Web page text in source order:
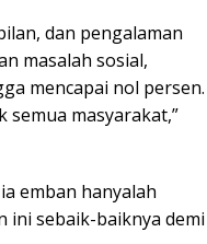
dan pengalaman
masalah sosial,
mencapai nol persen.
masyarakat,”
emban hanyalah
ini sebaik-baiknya demi